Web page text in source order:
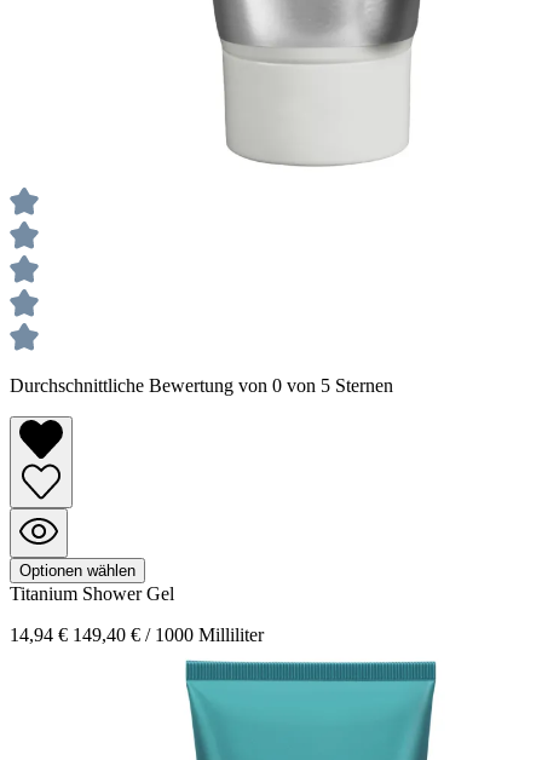
Durchschnittliche Bewertung von 0 von 5 Sternen
Optionen wählen
Titanium Shower Gel
14,94 € 149,40 € / 1000 Milliliter